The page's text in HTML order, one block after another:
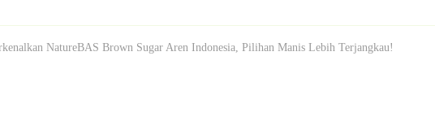
NatureBAS Brown Sugar Aren Indonesia, Pilihan Manis Lebih Terjangkau!